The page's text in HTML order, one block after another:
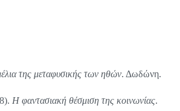
της μεταφυσικής των ηθών. Δωδώνη.
Η φαντασιακή θέσμιση της κοινωνίας.